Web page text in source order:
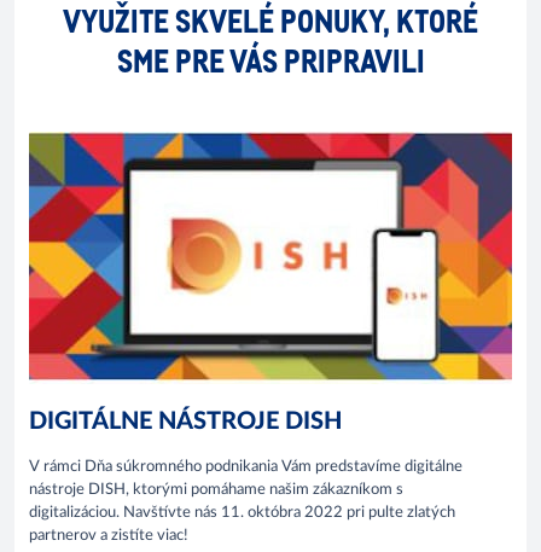
VYUŽITE SKVELÉ PONUKY, KTORÉ
SME PRE VÁS PRIPRAVILI
DIGITÁLNE NÁSTROJE DISH
V rámci Dňa súkromného podnikania Vám predstavíme digitálne
nástroje DISH, ktorými pomáhame našim zákazníkom s
digitalizáciou. Navštívte nás 11. októbra 2022 pri pulte zlatých
partnerov a zistíte viac!